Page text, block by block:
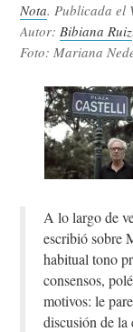
Nota. Publicada el
Autor:Bibiana Ruiz.
Foto: Mariana
A lo largo de
escribió sobre
habitual tono
consensos,
motivos: le
discusión de